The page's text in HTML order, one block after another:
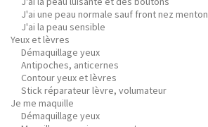
J'ai une peau normale sauf front nez menton
J'ai la peau sensible
Yeux et lèvres
Démaquillage yeux
Antipoches, anticernes
Contour yeux et lèvres
Stick réparateur lèvre, volumateur
Je me maquille
Démaquillage yeux